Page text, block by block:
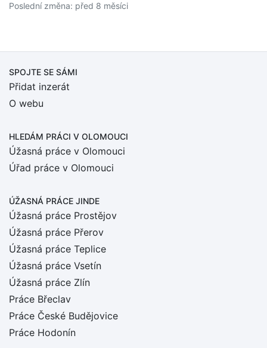
Poslední změna: před 8 měsíci
SPOJTE SE SÁMI
Přidat inzerát
O webu
HLEDÁM PRÁCI V OLOMOUCI
Úžasná práce v Olomouci
Úřad práce v Olomouci
ÚŽASNÁ PRÁCE JINDE
Úžasná práce Prostějov
Úžasná práce Přerov
Úžasná práce Teplice
Úžasná práce Vsetín
Úžasná práce Zlín
Práce Břeclav
Práce České Budějovice
Práce Hodonín